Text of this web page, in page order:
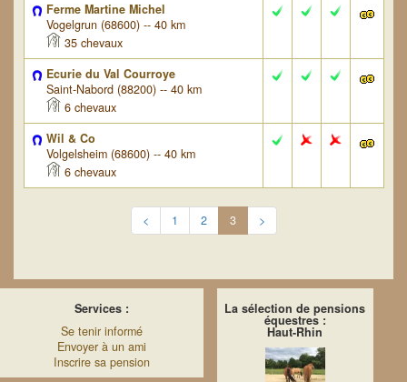
Ferme Martine Michel
Vogelgrun (68600) -- 40 km
35 chevaux
Ecurie du Val Courroye
Saint-Nabord (88200) -- 40 km
6 chevaux
Wil & Co
Volgelsheim (68600) -- 40 km
6 chevaux
< 1 2 3 >
Services :
Se tenir informé
Envoyer à un ami
Inscrire sa pension
La sélection de pensions
équestres :
Haut-Rhin